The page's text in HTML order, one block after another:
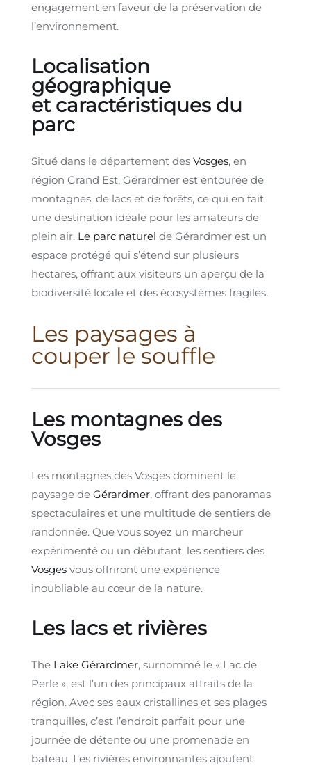
engagement en faveur de la préservation de
l’environnement.
Localisation
géographique
et caractéristiques du
parc
Situé dans le département des Vosges, en
région Grand Est, Gérardmer est entourée de
montagnes, de lacs et de forêts, ce qui en fait
une destination idéale pour les amateurs de
plein air. Le parc naturel de Gérardmer est un
espace protégé qui s’étend sur plusieurs
hectares, offrant aux visiteurs un aperçu de la
biodiversité locale et des écosystèmes fragiles.
Les paysages à
couper le souffle
Les montagnes des
Vosges
Les montagnes des Vosges dominent le
paysage de Gérardmer, offrant des panoramas
spectaculaires et une multitude de sentiers de
randonnée. Que vous soyez un marcheur
expérimenté ou un débutant, les sentiers des
Vosges vous offriront une expérience
inoubliable au cœur de la nature.
Les lacs et rivières
The Lake Gérardmer, surnommé le « Lac de
Perle », est l’un des principaux attraits de la
région. Avec ses eaux cristallines et ses plages
tranquilles, c’est l’endroit parfait pour une
journée de détente ou une promenade en
bateau. Les rivières environnantes ajoutent